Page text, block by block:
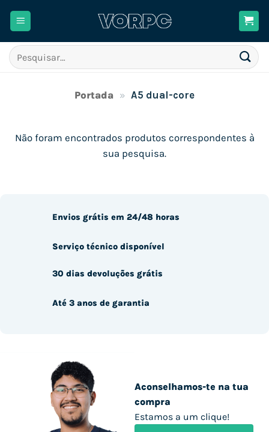
Pesquisar
por:
Portada » A5 dual-core
Não foram encontrados produtos correspondentes à
sua pesquisa.
Aconselhamos-te na tua
compra
Estamos a um clique!
Envios grátis em 24/48 horas
Serviço técnico disponível
30 dias devoluções grátis
Até 3 anos de garantia